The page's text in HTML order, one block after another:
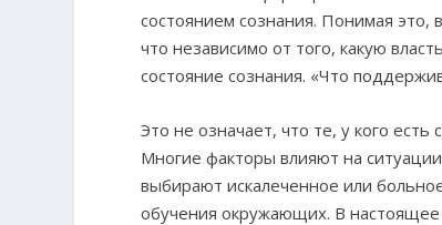
состоянием сознания. Понимая это,
что независимо от того, какую
состояние сознания. «Что
Это не означает, что те, у кого
Многие факторы влияют на
выбирают искалеченное или
обучения окружающих. В